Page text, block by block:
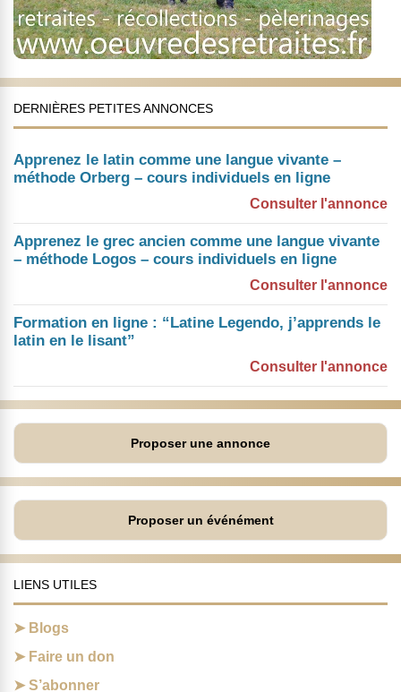
DERNIÈRES PETITES ANNONCES
Apprenez le latin comme une langue vivante –
méthode Orberg – cours individuels en ligne
Consulter l'annonce
Apprenez le grec ancien comme une langue vivante
– méthode Logos – cours individuels en ligne
Consulter l'annonce
Formation en ligne : “Latine Legendo, j’apprends le
latin en le lisant”
Consulter l'annonce
Proposer une annonce
Proposer un événément
LIENS UTILES
Blogs
Faire un don
S’abonner